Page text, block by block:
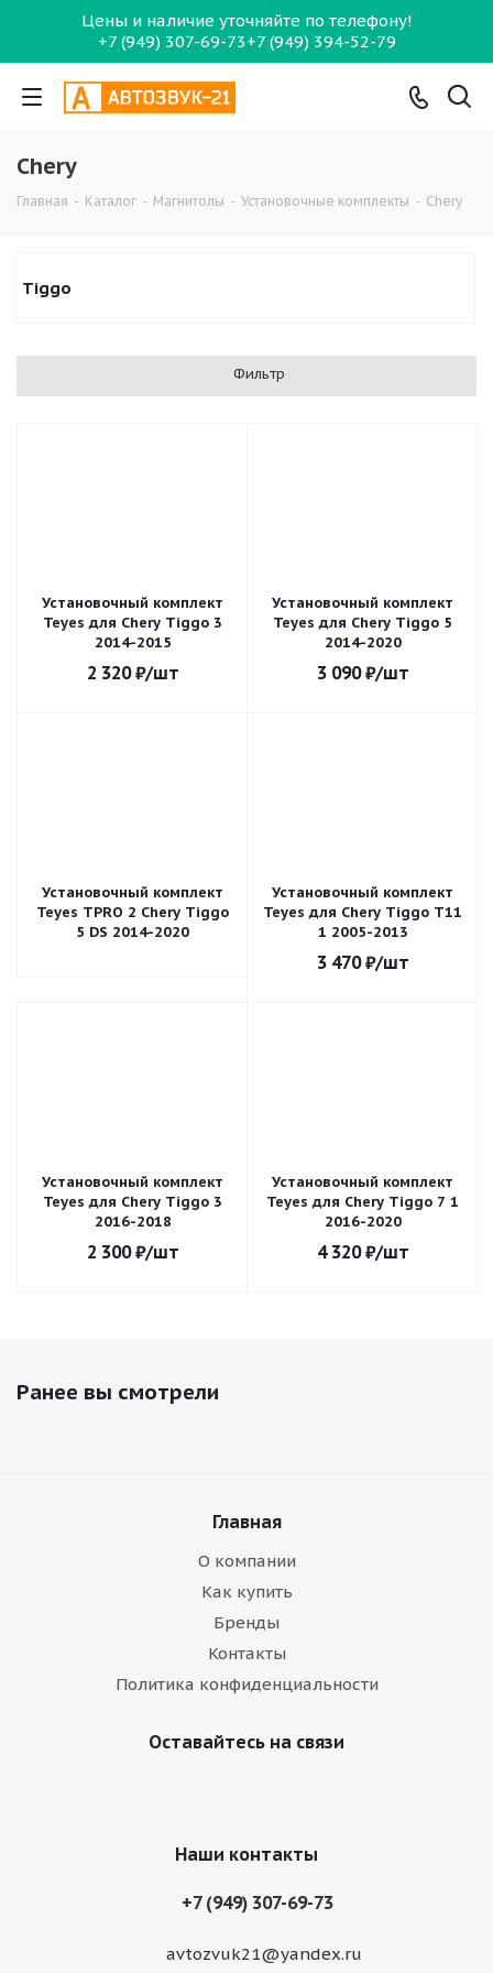
Цены и наличие уточняйте по телефону!
+7 (949) 307-69-73+7 (949) 394-52-79
Chery
Главная - Каталог - Магнитолы - Установочные комплекты - Chery
Tiggo
Фильтр
Установочный комплект
Teyes для Chery Tiggo 3
2014-2015
2 320₽/шт
Установочный комплект
Teyes для Chery Tiggo 5
2014-2020
3 090₽/шт
Установочный комплект
Teyes TPRO 2 Chery Tiggo
5 DS 2014-2020
Установочный комплект
Teyes для Chery Tiggo T11
1 2005-2013
3 470₽/шт
Установочный комплект
Teyes для Chery Tiggo 3
2016-2018
2 300₽/шт
Установочный комплект
Teyes для Chery Tiggo 7 1
2016-2020
4 320₽/шт
Ранее вы смотрели
Главная
О компании
Как купить
Бренды
Контакты
Политика конфиденциальности
Оставайтесь на связи
Наши контакты
+7 (949) 307-69-73
avtozvuk21@yandex.ru